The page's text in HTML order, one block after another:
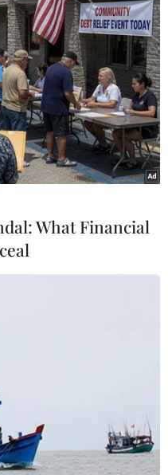
vong là do phản vệ
vắcxin DPT-VGB-Hib
nhân do chất lượng
chủng sai quy
hợp tai biến sau tiêm
Quyết/TTXVN)
La cho biết, đơn vị
tử vong sau tiêm
What Financial